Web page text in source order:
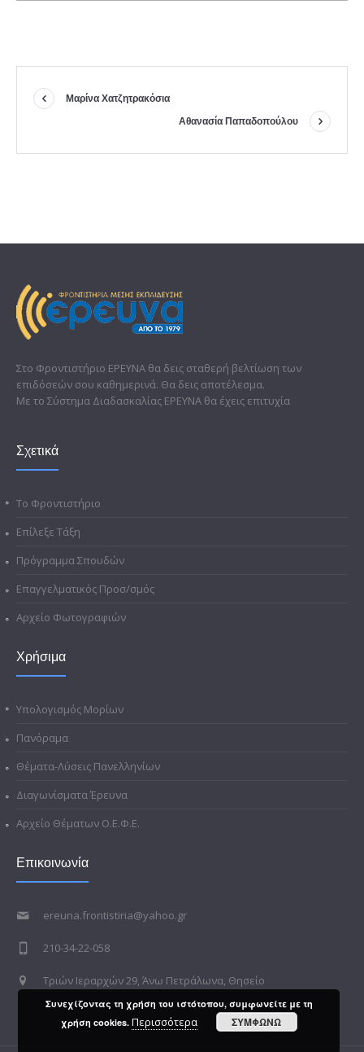
Μαρίνα Χατζητρακόσια
Αθανασία Παπαδοπούλου
Στο Φροντιστήριο ΕΡΕΥΝΑ θα δεις σταθερή βελτίωση των
επιδόσεών σου καθημερινά. Θα δεις αποτέλεσμα.
Με το Σύστημα Διαδασκαλίας ΕΡΕΥΝΑ θα έχεις επιτυχία
Σχετικά
Το Φροντιστήριο
Επίλεξε Τάξη
Πρόγραμμα Σπουδών
Επαγγελματικός Προσ/σμός
Αρχείο Φωτογραφιών
Χρήσιμα
Υπολογισμός Μορίων
Πανόραμα
Θέματα-Λύσεις Πανελληνίων
Διαγωνίσματα Έρευνα
Αρχείο Θέματων Ο.Ε.Φ.Ε.
Επικοινωνία
ereuna.frontistiria@yahoo.gr
210-34-22-058
Τριών Ιεραρχών 29, Άνω Πετράλωνα, Θησείο
Συνεχίζοντας τη χρήση του ιστότοπου, συμφωνείτε με τη
χρήση cookies. Περισσότερα ΣΥΜΦΩΝΩ